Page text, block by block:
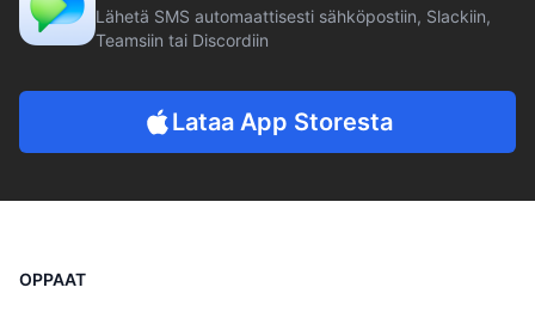
Lähetä SMS automaattisesti sähköpostiin, Slackiin,
Teamsiin tai Discordiin
Lataa App Storesta
OPPAAT